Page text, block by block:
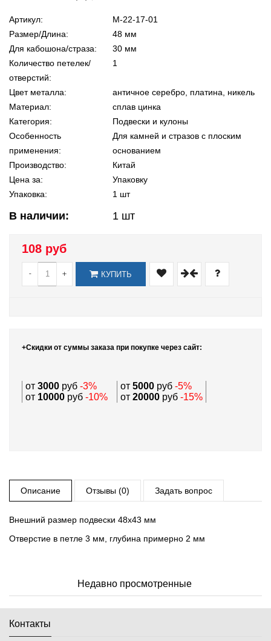
Артикул:
М-22-17-01
Размер/Длина:
48 мм
Для кабошона/страза:
30 мм
Количество петелек/
отверстий:
1
Цвет металла:
античное серебро, платина, никель
Материал:
сплав цинка
Категория:
Подвески и кулоны
Особенность
применения:
Для камней и стразов с плоским
основанием
Производство:
Китай
Цена за:
Упаковку
Упаковка:
1 шт
В наличии: 1 шт
108 руб
- + КУПИТЬ
+Скидки от суммы заказа при покупке через сайт:
от 3000 руб -3% от 5000 руб -5%
от 10000 руб -10% от 20000 руб -15%
Описание Отзывы (0) Задать вопрос
Внешний размер подвески 48х43 мм
Отверстие в петле 3 мм, глубина примерно 2 мм
Недавно просмотренные
Контакты